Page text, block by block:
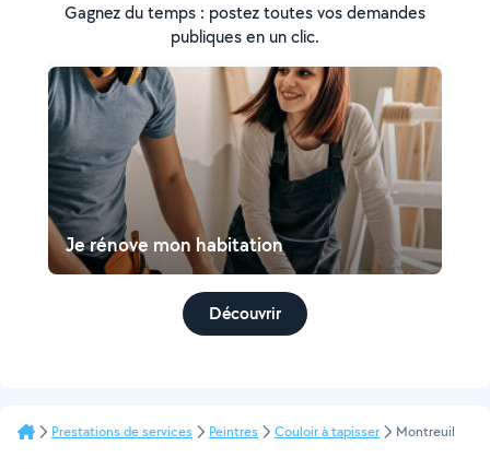
Gagnez du temps : postez toutes vos demandes
publiques en un clic.
Je rénove mon habitation
Découvrir
Prestations de services Peintres Couloir à tapisser Montreuil